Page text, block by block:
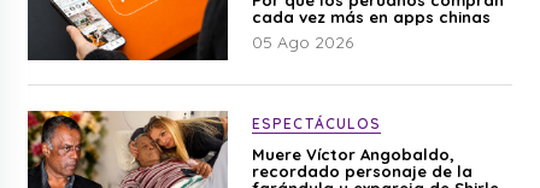
cada vez más en apps chinas
05 Ago 2026
ESPECTÁCULOS
Muere Víctor Angobaldo,
recordado personaje de la